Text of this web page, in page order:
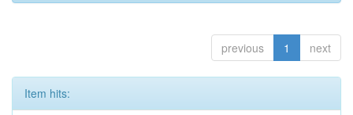
previous 1 next
Item hits: